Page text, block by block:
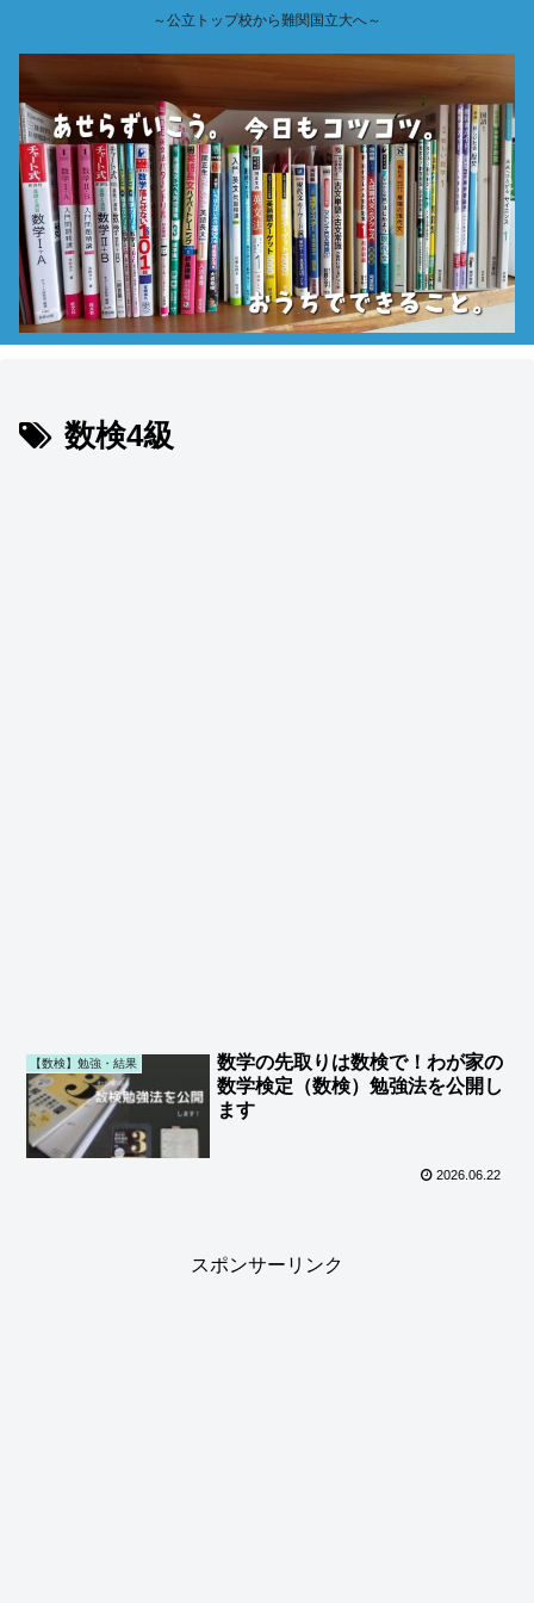
～公立トップ校から難関国立大へ～
数検4級
【数検】勉強・結果
数学の先取りは数検で！わが家の
数学検定（数検）勉強法を公開し
ます
2026.06.22
スポンサーリンク